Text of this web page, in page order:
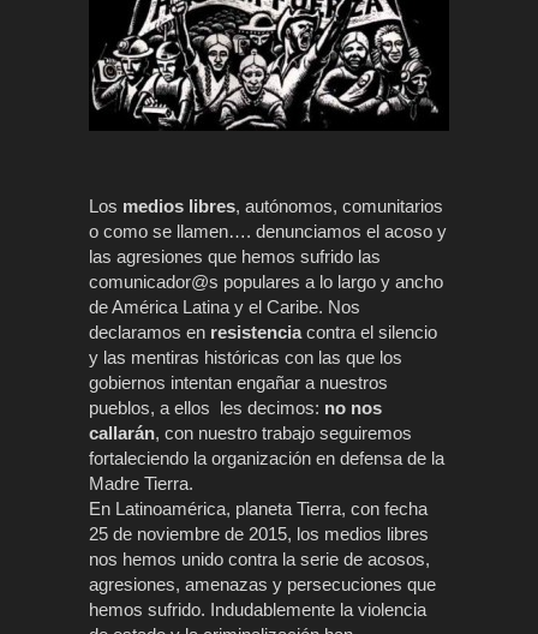
Los medios libres, autónomos, comunitarios
o como se llamen…. denunciamos el acoso y
las agresiones que hemos sufrido las
comunicador@s populares a lo largo y ancho
de América Latina y el Caribe. Nos
declaramos en resistenciacontra el silencio
y las mentiras históricas con las que los
gobiernos intentan engañar a nuestros
pueblos, a ellos les decimos: no nos
callarán, con nuestro trabajo seguiremos
fortaleciendo la organización en defensa de la
Madre Tierra.
En Latinoamérica, planeta Tierra, con fecha
25 de noviembre de 2015, los medios libres
nos hemos unido contra la serie de acosos,
agresiones, amenazas y persecuciones que
hemos sufrido. Indudablemente la violencia